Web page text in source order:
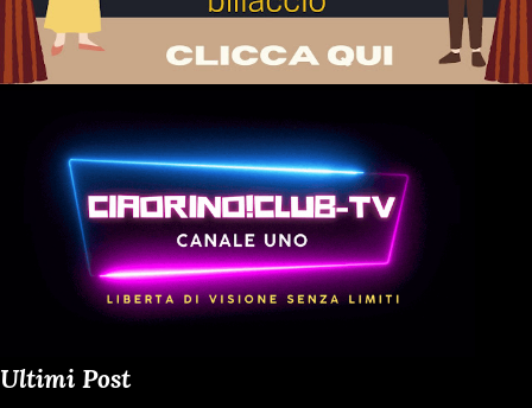
Ultimi Post